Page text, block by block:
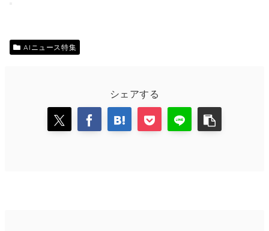
AIニュース特集
シェアする